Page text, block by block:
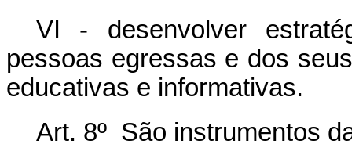
VI - desenvolver
pessoas egressas e dos
educativas e informativas.
Art. 8º São instrumentos